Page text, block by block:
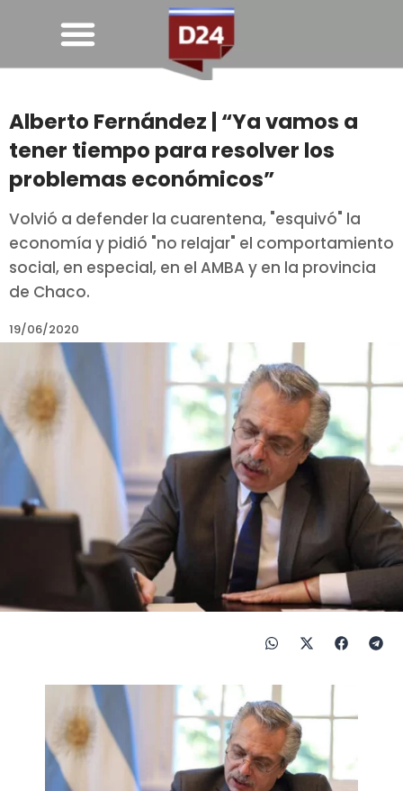
Alberto Fernández | “Ya vamos a
tener tiempo para resolver los
problemas económicos”
Volvió a defender la cuarentena, "esquivó" la
economía y pidió "no relajar" el comportamiento
social, en especial, en el AMBA y en la provincia
de Chaco.
19/06/2020